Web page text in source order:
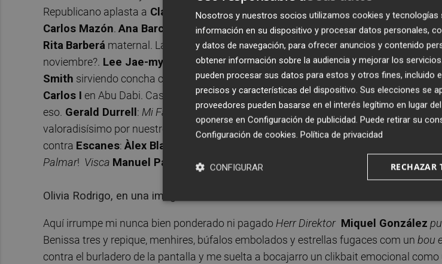
Republicano aplasta a Claudine Gay, presidenta de Harvard.Diana Morantle arrea
Carlos Mazón. Ana Barceló le canta las cuarenta aLuis Barcala.María José
Rita Barberá maternal. La de antes de la transición. A secas. Ave María Purísima.
noviembre?. Lee Jae-myung apuñalado en el cuello. “Sacad los perros porque me
Smith sirviendo concha contra todos.Carlos Herreraorganiza con éxito la fiesta
Carlos I en Abu Dabi. Casi 100 invitadosdressing code Marbella de los 80’s.Leonor,
eso. Gerald Durrell : Mi Familia y otros animales. Y ahora, con permiso, un
valoradisísimo por nuestros queridisísimos lectores/os/as. Ahí va: ni
Pedroche
contra Escanes: Àlex Blanquer
Palmar! Visca Manuel Palomar!
Olivia Rodrigo, en una imagen de archivo. Foto: BER BIRCHALL/PA WIRE/DPA
Aquí irrumpe mi nunca bien ponderado ni pagado Herr Direktor Miquel González
Benissa tres y repique, menhires, búfalos embolados y estrellas fugaces com un bou
contra el burladero de la pantalla y me suelta a bocajarro un clikbait emocional como
Nosotros y nuestros socios utilizamos cookies y tecnologías
información en su dispositivo y procesar datos personales,
y datos de navegación, para ofrecer anuncios y contenido
obtener información sobre la audiencia y mejorar los servicios.
pueden procesar sus datos para estos y otros fines, incluido
precisos y características del dispositivo. Sus elecciones se
proveedores pueden basarse en el interés legítimo en lugar
oponerse en Configuración de publicidad. Puede retirar su
Configuración de cookies. Política de privacidad
RECHAZAR
CONFIGURAR